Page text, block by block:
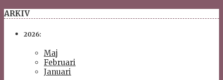
ARKIV
2026:
Maj
Februari
Januari